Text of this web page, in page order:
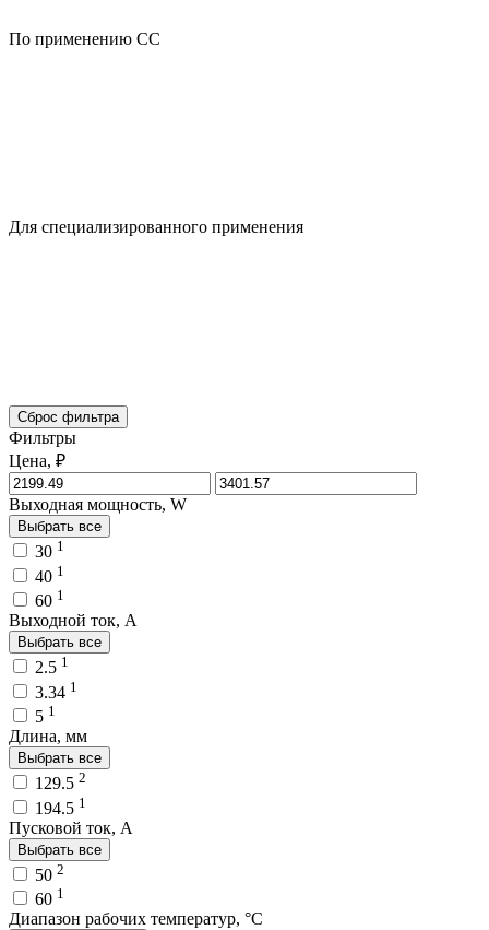
По применению CC
Для специализированного применения
Сброс фильтра
Фильтры
Цена, ₽
Выходная мощность, W
Выбрать все
30 1
40 1
60 1
Выходной ток, A
Выбрать все
2.5 1
3.34 1
5 1
Длина, мм
Выбрать все
129.5 2
194.5 1
Пусковой ток, A
Выбрать все
50 2
60 1
Диапазон рабочих температур, °C